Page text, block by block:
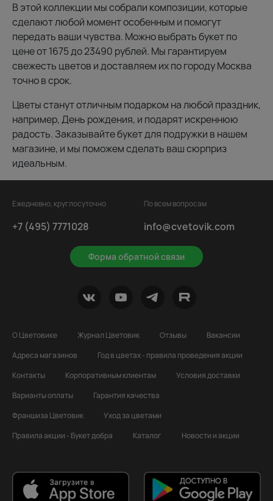
В этой коллекции мы собрали композиции, которые
сделают любой момент особенным и помогут
передать ваши чувства. Можно выбрать букет по
цене от 1675 до 23490 рублей. Мы гарантируем
свежесть цветов и доставляем их по городу Москва
точно в срок.
Цветы станут отличным подарком на любой праздник,
например, День рождения, и подарят искреннюю
радость. Заказывайте букет для подружки в нашем
магазине, и мы поможем сделать ваш сюрприз
идеальным.
Ежедневно, круглосуточно
+7 (495) 7771028
Форма обратной связи
По всем вопросам
info@cvetovik.com
О Цветовике Журнал Цветовик Отзывы
Вакансии
Адреса магазинов
Год в цветах - правила проведения акции
Контакты
Корпоративным клиентам
Условия доставки
Варианты оплаты
Гарантия качества
Франшиза Цветовик
Уход за цветами
Правила акции - Букет добра
Каталог Новости и акции